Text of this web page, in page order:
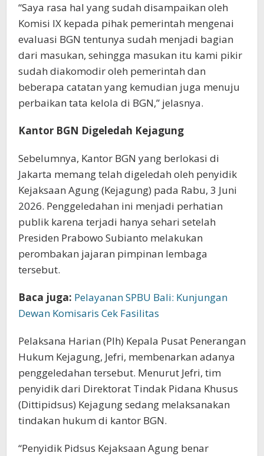
“Saya rasa hal yang sudah disampaikan oleh
Komisi IX kepada pihak pemerintah mengenai
evaluasi BGN tentunya sudah menjadi bagian
dari masukan, sehingga masukan itu kami pikir
sudah diakomodir oleh pemerintah dan
beberapa catatan yang kemudian juga menuju
perbaikan tata kelola di BGN,” jelasnya.
Kantor BGN Digeledah Kejagung
Sebelumnya, Kantor BGN yang berlokasi di
Jakarta memang telah digeledah oleh penyidik
Kejaksaan Agung (Kejagung) pada Rabu, 3 Juni
2026. Penggeledahan ini menjadi perhatian
publik karena terjadi hanya sehari setelah
Presiden Prabowo Subianto melakukan
perombakan jajaran pimpinan lembaga
tersebut.
Baca juga: Pelayanan SPBU Bali: Kunjungan
Dewan Komisaris Cek Fasilitas
Pelaksana Harian (Plh) Kepala Pusat Penerangan
Hukum Kejagung, Jefri, membenarkan adanya
penggeledahan tersebut. Menurut Jefri, tim
penyidik dari Direktorat Tindak Pidana Khusus
(Dittipidsus) Kejagung sedang melaksanakan
tindakan hukum di kantor BGN.
“Penyidik Pidsus Kejaksaan Agung benar